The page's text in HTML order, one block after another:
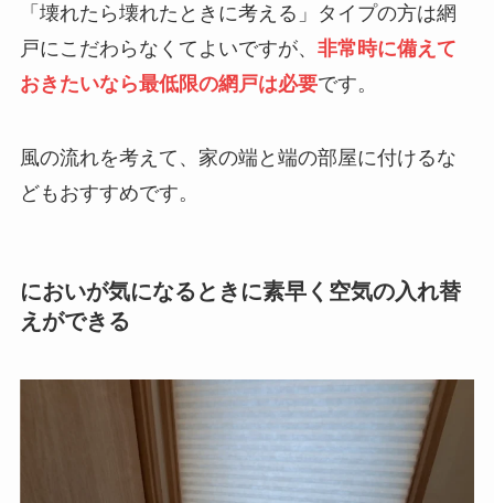
「壊れたら壊れたときに考える」タイプの方は網
戸にこだわらなくてよいですが、 非常時に備えて
おきたいなら最低限の網戸は必要です。
風の流れを考えて、家の端と端の部屋に付けるな
どもおすすめです。
においが気になるときに素早く空気の入れ替
えができる